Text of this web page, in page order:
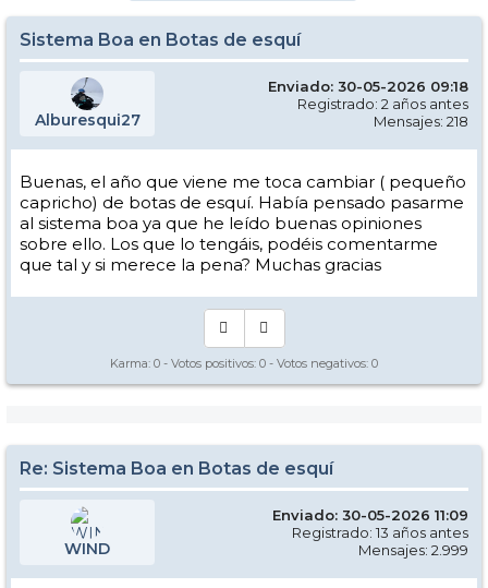
Sistema Boa en Botas de esquí
Alburesqui27
Enviado: 30-05-2026 09:18
Registrado: 2 años antes
Mensajes: 218
Buenas, el año que viene me toca cambiar ( pequeño
capricho) de botas de esquí. Había pensado pasarme
al sistema boa ya que he leído buenas opiniones
sobre ello. Los que lo tengáis, podéis comentarme
que tal y si merece la pena? Muchas gracias
Karma: 0 - Votos positivos: 0 - Votos negativos: 0
Re: Sistema Boa en Botas de esquí
WIND
Enviado: 30-05-2026 11:09
Registrado: 13 años antes
Mensajes: 2.999